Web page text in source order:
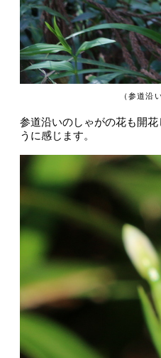
（参道沿
参道沿いのしゃがの花も開
うに感じます。